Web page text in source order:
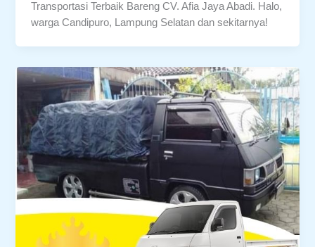
Transportasi Terbaik Bareng CV. Afia Jaya Abadi. Halo,
warga Candipuro, Lampung Selatan dan sekitarnya!